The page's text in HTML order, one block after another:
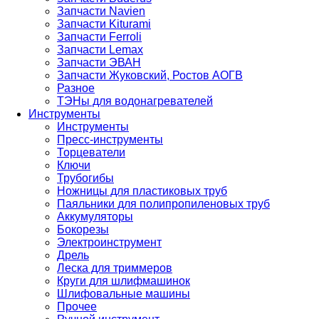
Запчасти Navien
Запчасти Kiturami
Запчасти Ferroli
Запчасти Lemax
Запчасти ЭВАН
Запчасти Жуковский, Ростов АОГВ
Разное
ТЭНы для водонагревателей
Инструменты
Инструменты
Пресс-инструменты
Торцеватели
Ключи
Трубогибы
Ножницы для пластиковых труб
Паяльники для полипропиленовых труб
Аккумуляторы
Бокорезы
Электроинструмент
Дрель
Леска для триммеров
Круги для шлифмашинок
Шлифовальные машины
Прочее